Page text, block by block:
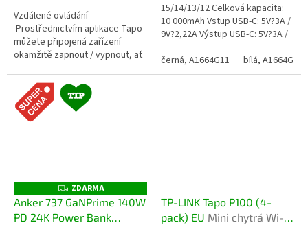
Vzdálené ovládání –
Prostřednictvím aplikace Tapo
můžete připojená zařízení
okamžitě zapnout / vypnout, ať
Přednastavte si plán...
15/14/13/12 Celková kapacita:
10 000mAh Vstup USB-C: 5V?3A /
9V?2,22A Výstup USB-C: 5V?3A /
Max Celkový výstup:...
černá, A1664G11 bílá, A1664G21
Z
D
A
R
ZDARMA
Anker 737 GaNPrime 140W
PD 24K Power Bank
TP-LINK Tapo P100 (4-
pack) EU Mini chytrá Wi-Fi